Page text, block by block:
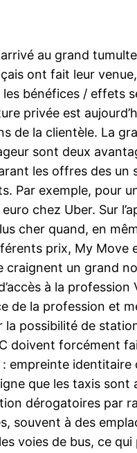
au grand
ont fait leur venue,
bénéfices / effets
privée est
de la clientèle. La
sont deux
les offres des un
Par exemple, pour
chez Uber. Sur
cher quand, en
prix, My Move
un grand
à la
de la profession et
la possibilité de
forcément
que les taxis sont
dérogatoires par
souvent à des
voies de bus, ce